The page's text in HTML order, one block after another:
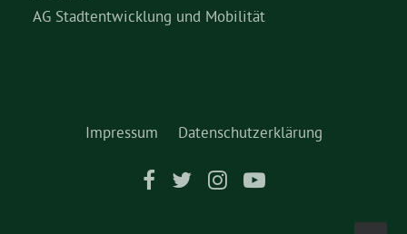
AG Stadtentwicklung und Mobilität
Impressum Datenschutzerklärung